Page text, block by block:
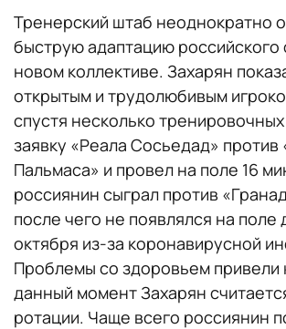
Тренерский штаб неоднократно
быструю адаптацию российского
новом коллективе. Захарян
открытым и трудолюбивым
спустя несколько
заявку «Реала Сосьедад» против
Пальмаса» и провел на поле 16
россиянин сыграл против
после чего не появлялся на поле
октября из-за коронавирусной
Проблемы со здоровьем привели
данный момент Захарян
ротации. Чаще всего россиянин